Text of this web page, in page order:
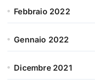
Febbraio 2022
Gennaio 2022
Dicembre 2021